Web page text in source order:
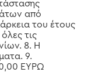
από
του έτους
τις
8. Η
9.
ΕΥΡΩ